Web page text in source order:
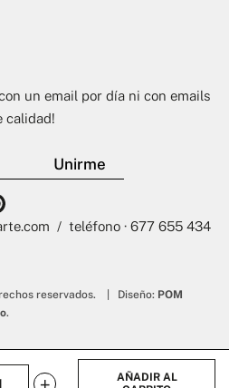
AÑADIR AL
un email por día ni con emails
calidad!
/ teléfono · 677 655 434
reservados. | Diseño: POM
.